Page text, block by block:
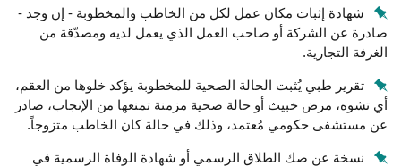
شهادة إثبات مكان عمل لكل من الخاطب والمخطوبة - إن وجد -
صادرة عن الشركة أو صاحب العمل الذي يعمل لديه ومصدّقة من
الغرفة التجارية.
تقرير طبي يُثبت الحالة الصحية للمخطوبة يؤكد خلوها من العقم،
أي تشوه، مرض خبيث أو حالة صحية مزمنة تمنعها من الإنجاب، صادر
عن مستشفى حكومي مُعتمد، وذلك في حالة كان الخاطب متزوجاً.
نسخة عن صك الطلاق الرسمي أو شهادة الوفاة الرسمية في